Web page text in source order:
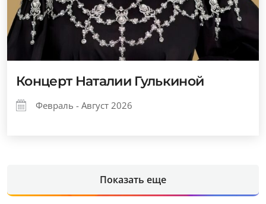
Концерт Наталии Гулькиной
Февраль - Август 2026
Показать еще